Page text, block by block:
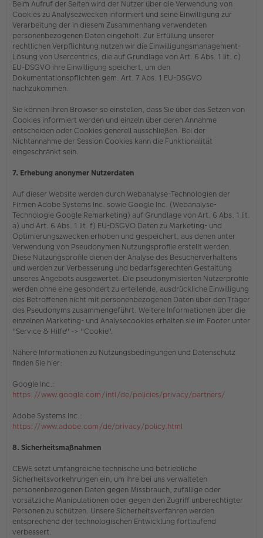
Beim Aufruf der Seiten wird der Nutzer über die Verwendung von
Cookies zu Analysezwecken informiert und seine Einwilligung zur
Verarbeitung der in diesem Zusammenhang verwendeten
personenbezogenen Daten eingeholt. Zur Erfüllung unserer
rechtlichen Verpflichtung nutzen wir die Einwilligungsmanagement-
Lösung von Usercentrics, die auf Grundlage von Art. 6 Abs. 1 lit. c)
EU-DSGVO ihre Einwilligung speichert, um den
Dokumentationspflichten gem. Art. 7 Abs. 1 EU-DSGVO
nachzukommen.
Sie können Ihren Browser so einstellen, dass Sie über das Setzen von
Cookies informiert werden und einzeln über deren Annahme
entscheiden oder Cookies generell ausschließen. Bei der
Nichtannahme der Session Cookies kann die Funktionalität
eingeschränkt sein.
7. Erhebung anonymer Nutzerdaten
Auf dieser Website werden durch Webanalyse-Technologien der
Firmen Adobe Systems Inc. sowie Google Inc. (Webanalyse-
Technologie Google Remarketing) auf Grundlage von Art. 6 Abs. 1 lit.
a) und Art. 6 Abs. 1 lit. f) EU-DSGVO Daten zu Marketing- und
Optimierungszwecken erhoben und gespeichert, aus denen unter
Verwendung von Pseudonymen Nutzungsprofile erstellt werden.
Diese Nutzungsprofile dienen der Analyse des Besucherverhaltens
und werden zur Verbesserung und bedarfsgerechten Gestaltung
unseres Angebots ausgewertet. Die pseudonymisierten Nutzerprofile
werden ohne eine gesondert zu erteilende, ausdrückliche Einwilligung
des Betroffenen nicht mit personenbezogenen Daten über den Träger
des Pseudonyms zusammengeführt. Weitere Informationen über die
einzelnen Marketing- und Analysecookies erhalten sie im Footer unter
"Service & Hilfe" -> "Cookie".
Nähere Informationen zu Nutzungsbedingungen und Datenschutz
finden Sie hier:
Google Inc.:
https://www.google.com/intl/de/policies/privacy/partners/
Adobe Systems Inc.:
https://www.adobe.com/de/privacy/policy.html
8. Sicherheitsmaßnahmen
CEWE setzt umfangreiche technische und betriebliche
Sicherheitsvorkehrungen ein, um Ihre bei uns verwalteten
personenbezogenen Daten gegen Missbrauch, zufällige oder
vorsätzliche Manipulationen oder gegen den Zugriff unberechtigter
Personen zu schützen. Unsere Sicherheitsverfahren werden
entsprechend der technologischen Entwicklung fortlaufend
verbessert.